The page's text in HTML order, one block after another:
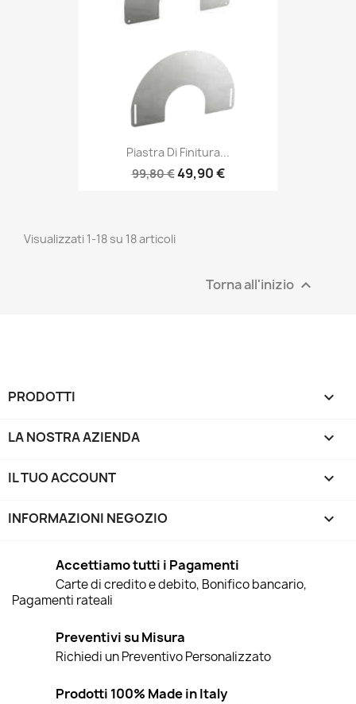
Piastra Di Finitura...
99,80 €49,90 €
Visualizzati 1-18 su 18 articoli
Torna all'inizio 
PRODOTTI 
LA NOSTRA AZIENDA 
IL TUO ACCOUNT 
INFORMAZIONI NEGOZIO keyboard_arrow_down
Accettiamo tutti i Pagamenti
Carte di credito e debito, Bonifico bancario,
Pagamenti rateali
Preventivi su Misura
Richiedi un Preventivo Personalizzato
Prodotti 100% Made in Italy